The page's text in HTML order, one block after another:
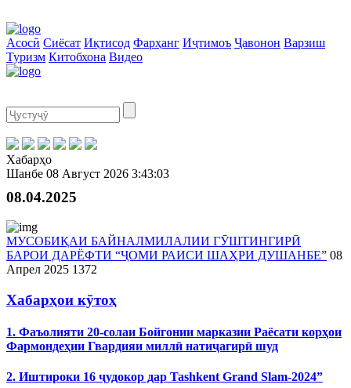
Асосӣ Сиёсат Иқтисод Фарҳанг Иҷтимоъ Ҷавонон Варзиш
Туризм Китобхона Видео
Хабарҳо
Шанбе 08 Август 2026 3:43:03
08.04.2025
МУСОБИҚАИ БАЙНАЛМИЛАЛИИ ГӮШТИНГИРӢ
БАРОИ ДАРЁФТИ “ҶОМИ РАИСИ ШАҲРИ ДУШАНБЕ” 08
Апрел 2025 1372
Хабарҳои кӯтоҳ
1. Фаъолияти 20-солаи Бойгонии марказии Раёсати корҳои
Фармондеҳии Гвардияи миллӣ натиҷагирӣ шуд
2. Иштироки 16 ҷудокор дар Tashkent Grand Slam-2024”